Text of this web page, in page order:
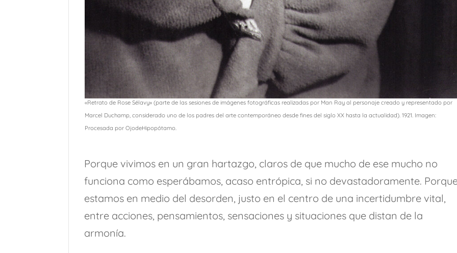
«Retrato de Rose Sélavy» (parte de las sesiones de imágenes fotográficas realizadas por Man Ray al personaje creado y representado por
Marcel Duchamp, considerado uno de los padres del arte contemporáneo desde fines del siglo XX hasta la actualidad). 1921. Imagen:
Procesada por OjodeHipopótamo.
Porque vivimos en un gran hartazgo, claros de que mucho de ese mucho no
funciona como esperábamos, acaso entrópica, si no devastadoramente.
estamos en medio del desorden, justo en el centro de una incertidumbre vital,
entre acciones, pensamientos, sensaciones y situaciones que distan de la
armonía.